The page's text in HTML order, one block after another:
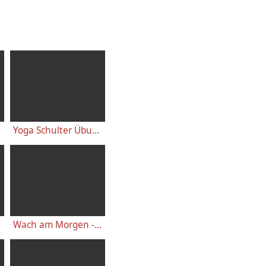
Yoga Schulter Übungen - für starke gesunde Schultern, gegen Schulterschmerzen
Wach am Morgen - 10 Minuten Yogastunde für Energie